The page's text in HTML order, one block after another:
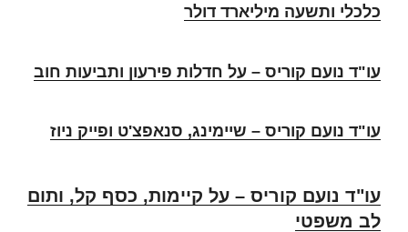
כלכלי ותשעה מיליארד דולר
עו"ד נועם קוריס – על חדלות פירעון ותביעות חוב
עו"ד נועם קוריס – שיימינג, סנאפצ'ט ופייק ניוז
עו"ד נועם קוריס – על קיימות, כסף קל, ותום
לב משפטי